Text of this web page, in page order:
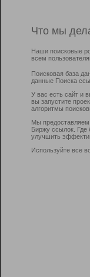
Что мы
Наши поисковые
всем
Поисковая база
данные Поиска
У вас есть сайт и
вы запустите
алгоритмы
Мы
Биржу ссылок. Где
улучшить
Используйте все